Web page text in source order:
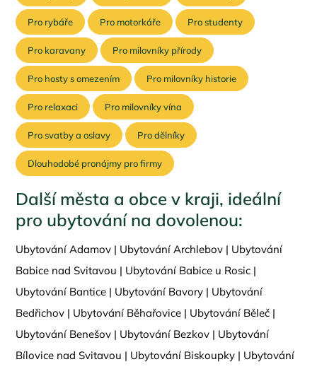
Pro rybáře Pro motorkáře Pro studenty
Pro karavany Pro milovníky přírody
Pro hosty s omezením Pro milovníky historie
Pro relaxaci Pro milovníky vína
Pro svatby a oslavy Pro dělníky
Dlouhodobé pronájmy pro firmy
Další města a obce v kraji, ideální
pro ubytování na dovolenou:
Ubytování Adamov | Ubytování Archlebov | Ubytování
Babice nad Svitavou | Ubytování Babice u Rosic |
Ubytování Bantice | Ubytování Bavory | Ubytování
Bedřichov | Ubytování Běhařovice | Ubytování Běleč |
Ubytování Benešov | Ubytování Bezkov | Ubytování
Bílovice nad Svitavou | Ubytování Biskoupky | Ubytování